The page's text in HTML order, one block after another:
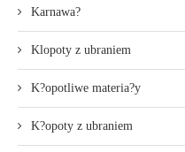
Karnawa?
Klopoty z ubraniem
K?opotliwe materia?y
K?opoty z ubraniem